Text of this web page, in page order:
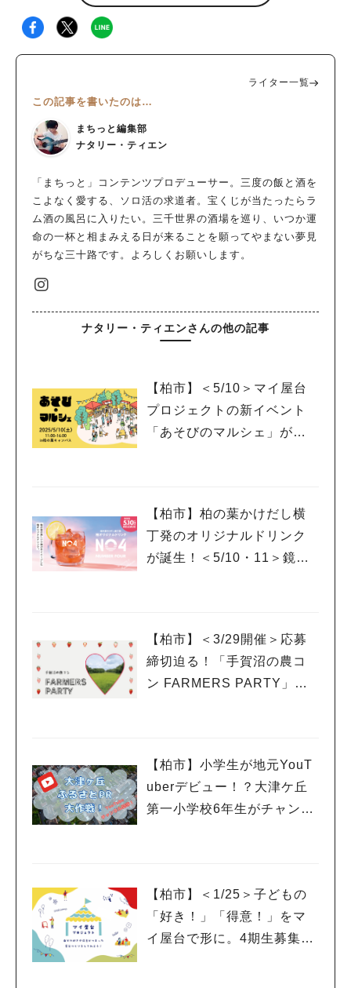
ライター一覧
この記事を書いたのは…
まちっと編集部
ナタリー・ティエン
「まちっと」コンテンツプロデューサー。三度の飯と酒を
こよなく愛する、ソロ活の求道者。宝くじが当たったらラ
ム酒の風呂に入りたい。三千世界の酒場を巡り、いつか運
命の一杯と相まみえる日が来ることを願ってやまない夢見
がちな三十路です。よろしくお願いします。
ナタリー・ティエンさんの他の記事
【柏市】＜5/10＞マイ屋台
プロジェクトの新イベント
「あそびのマルシェ」が登
【柏市】柏の葉かけだし横
丁発のオリジナルドリンク
が誕生！＜5/10・11＞鏡開
【柏市】＜3/29開催＞応募
締切迫る！「手賀沼の農コ
ン FARMERS PARTY」に
【柏市】小学生が地元YouT
uberデビュー！？大津ケ丘
第一小学校6年生がチャンネ
【柏市】＜1/25＞子どもの
「好き！」「得意！」をマ
イ屋台で形に。4期生募集の
人気のキーワード
#ラーメン#ショッピング#カフェ #スイーツ #パン#カレー#柏駅
#イベント#公園
#教えたい／教えて投稿記事